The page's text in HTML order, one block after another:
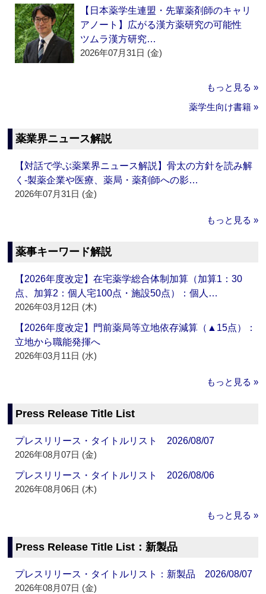
【日本薬学生連盟・先輩薬剤師のキャリ
アノート】広がる漢方薬研究の可能性
ツムラ漢方研究…
2026年07月31日 (金)
もっと見る »
薬学生向け書籍 »
薬業界ニュース解説
【対話で学ぶ薬業界ニュース解説】骨太の方針を読み解
く‐製薬企業や医療、薬局・薬剤師への影…
2026年07月31日 (金)
もっと見る »
薬事キーワード解説
【2026年度改定】在宅薬学総合体制加算（加算1：30
点、加算2：個人宅100点・施設50点）：個人…
2026年03月12日 (木)
【2026年度改定】門前薬局等立地依存減算（▲15点）：
立地から職能発揮へ
2026年03月11日 (水)
もっと見る »
Press Release Title List
プレスリリース・タイトルリスト 2026/08/07
2026年08月07日 (金)
プレスリリース・タイトルリスト 2026/08/06
2026年08月06日 (木)
もっと見る »
Press Release Title List：新製品
プレスリリース・タイトルリスト：新製品 2026/08/07
2026年08月07日 (金)